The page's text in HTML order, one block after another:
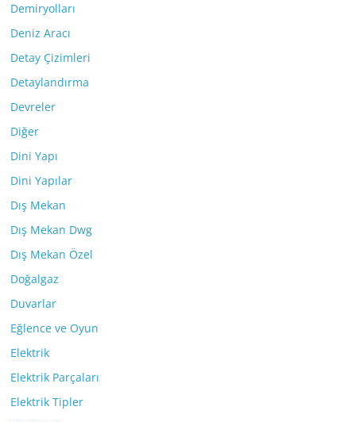
Demiryolları
Deniz Aracı
Detay Çizimleri
Detaylandırma
Devreler
Diğer
Dini Yapı
Dini Yapılar
Dış Mekan
Dış Mekan Dwg
Dış Mekan Özel
Doğalgaz
Duvarlar
Eğlence ve Oyun
Elektrik
Elektrik Parçaları
Elektrik Tipler